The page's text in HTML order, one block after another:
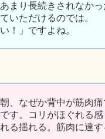
まり長続きされなか
いただけるのでは。
！」ですよね。
、なぜか背中が筋肉痛
す。コリがほぐれる感
る揺れる。筋肉に達